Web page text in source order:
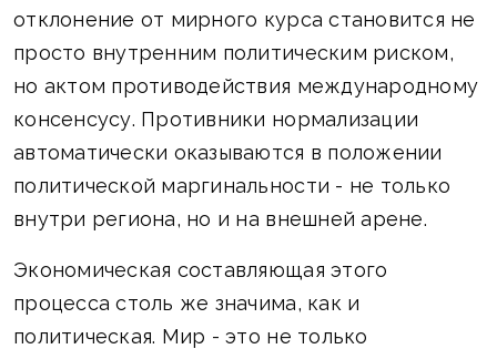
отклонение от мирного курса становится не
просто внутренним политическим риском,
но актом противодействия международному
консенсусу. Противники нормализации
автоматически оказываются в положении
политической маргинальности - не только
внутри региона, но и на внешней арене.
Экономическая составляющая этого
процесса столь же значима, как и
политическая. Мир - это не только